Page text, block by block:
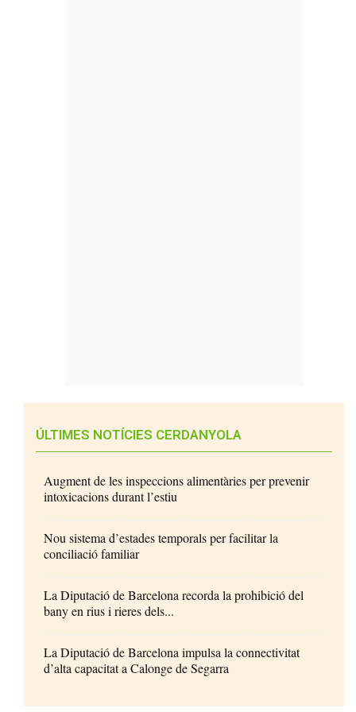
ÚLTIMES NOTÍCIES CERDANYOLA
Augment de les inspeccions alimentàries per prevenir
intoxicacions durant l’estiu
Nou sistema d’estades temporals per facilitar la
conciliació familiar
La Diputació de Barcelona recorda la prohibició del
bany en rius i rieres dels...
La Diputació de Barcelona impulsa la connectivitat
d’alta capacitat a Calonge de Segarra